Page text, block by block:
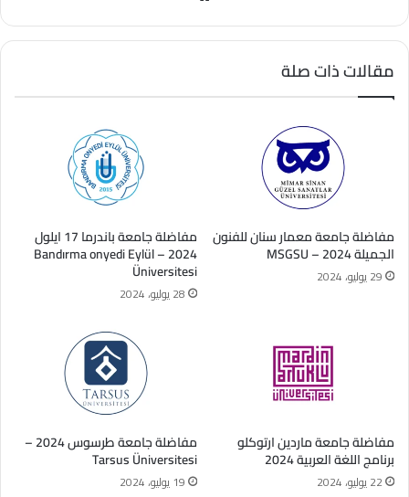
مقالات ذات صلة
مفاضلة جامعة معمار سنان للفنون
الجميلة 2024 – MSGSU
29 يوليو، 2024
مفاضلة جامعة باندرما 17 ايلول
2024 – Bandırma onyedi Eylül
Üniversitesi
28 يوليو، 2024
مفاضلة جامعة ماردين ارتوكلو
برنامج اللغة العربية 2024
22 يوليو، 2024
مفاضلة جامعة طرسوس 2024 –
Tarsus Üniversitesi
19 يوليو، 2024